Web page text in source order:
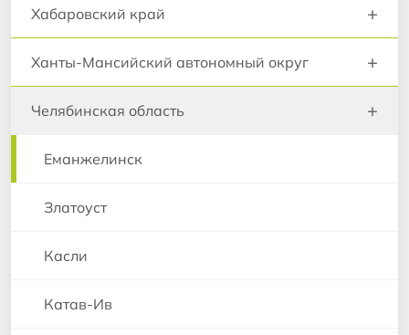
Хабаровский край +
Ханты-Мансийский автономный округ +
Челябинская область +
Еманжелинск
Златоуст
Касли
Катав-Ив